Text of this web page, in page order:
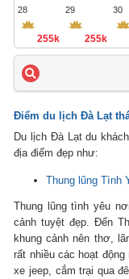
28
255k
29
255k
30
Điểm du lịch Đà Lạt
Du lịch Đà Lạt du
địa điểm đẹp như:
Thung lũng Tình
Thung lũng tình yêu
cảnh tuyệt đẹp. Đến
khung cảnh nên thơ,
rất nhiều các hoạt
xe jeep, cắm trại qua